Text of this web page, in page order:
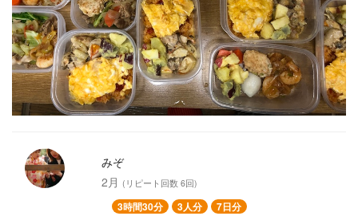
○果物ゼリー
○里芋と人参の白煮
みぞ
2月 (リピート回数 6回)
3時間30分 3人分 7日分